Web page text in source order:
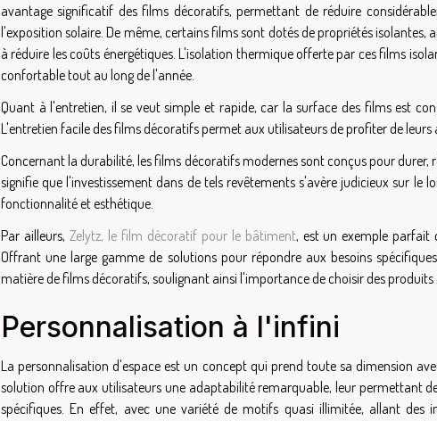
avantage significatif des films décoratifs, permettant de réduire
l'exposition solaire. De même, certains films sont dotés de propriétés
à réduire les coûts énergétiques. L'isolation thermique offerte par ces films
confortable tout au long de l'année.
Quant à l'entretien, il se veut simple et rapide, car la surface des films est
L'entretien facile des films décoratifs permet aux utilisateurs de profiter de
Concernant la durabilité, les films décoratifs modernes sont conçus pour durer,
signifie que l'investissement dans de tels revêtements s'avère judicieux sur
fonctionnalité et esthétique.
Par ailleurs, Zelytz, le film décoratif pour le bâtiment, est un exemple parfait
Offrant une large gamme de solutions pour répondre aux besoins
matière de films décoratifs, soulignant ainsi l'importance de choisir des
Personnalisation à l'infini
La personnalisation d'espace est un concept qui prend toute sa dimension
solution offre aux utilisateurs une adaptabilité remarquable, leur permettant
spécifiques. En effet, avec une variété de motifs quasi illimitée, allant des